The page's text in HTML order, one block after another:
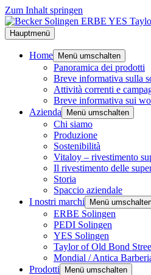
Zum Inhalt springen
Hauptmenü
Home Menü umschalten
Panoramica dei prodotti
Breve informativa sulla
Attività correnti e
Breve informativa sui
Azienda
Menü umschalten
Chi siamo
Produzione
Sostenibilità
Vitaloy – rivestimento
Il rivestimento delle
Storia
Spaccio aziendale
I nostri marchi
Menü
ERBE Solingen
PEDI Solingen
YES Solingen
Taylor of Old Bond
Mondial / Antica
Prodotti
Menü umschalten